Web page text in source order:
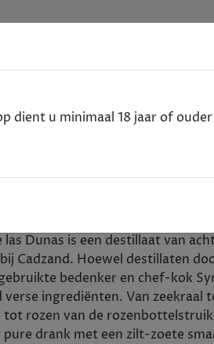
- 50cl
las Dunas is een destillaat van
Cadzand. Hoewel destillaten
bedenker en chef-kok
ingrediënten. Van zeekraal
tot rozen van de
pure drank met een zilt-zoete
dient u minimaal 18 jaar of